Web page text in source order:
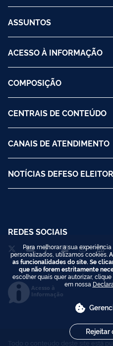
ASSUNTOS
ACESSO À INFORMAÇÃO
COMPOSIÇÃO
CENTRAIS DE CONTEÚDO
CANAIS DE ATENDIMENTO
NOTÍCIAS DEFESO
REDES SOCIAIS
Acesso à
Informação
Todo o conteúdo deste site está
Para melhorar a sua
personalizados, utilizamos cookies.
as funcionalidades do site. Se
que não forem estritamente
escolher quais quer autorizar,
em nossa
Rejeitar